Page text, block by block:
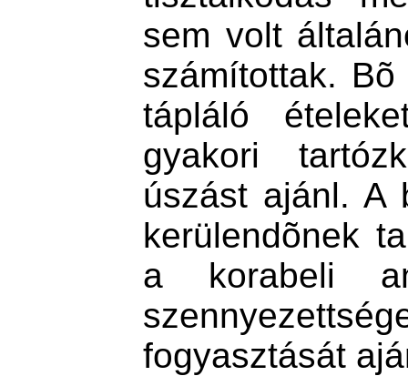
sem volt
számítottak.
tápláló
gyakori
úszást ajánl. A
kerülendõnek
a korabeli
fogyasztását